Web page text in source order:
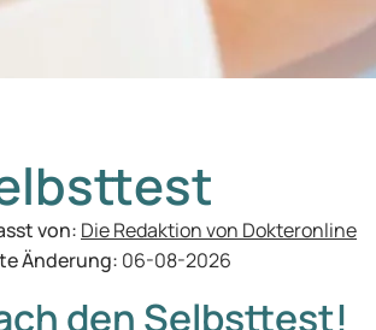
von: Die Redaktion von Dokteronline
Änderung: 06-08-2026
den Selbsttest!